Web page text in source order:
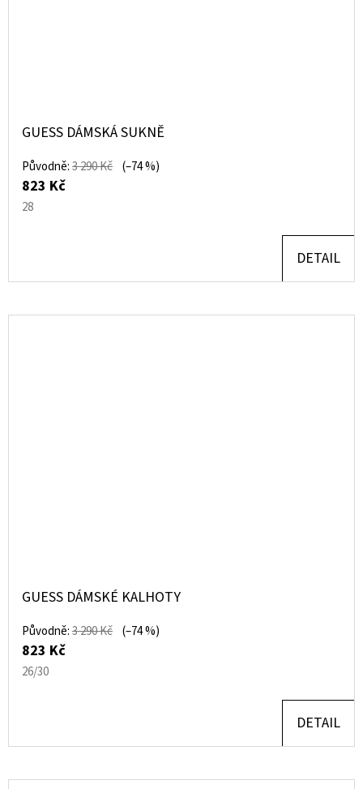
GUESS DÁMSKÁ SUKNĚ
Původně:3 290 Kč (–74 %)
823 Kč
28
DETAIL
GUESS DÁMSKÉ KALHOTY
Původně:3 290 Kč (–74 %)
823 Kč
26/30
DETAIL